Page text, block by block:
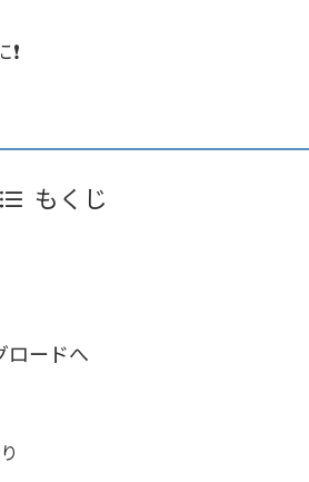
もくじ
ロードへ